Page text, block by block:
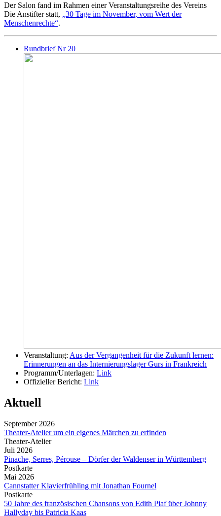
Der Salon fand im Rahmen einer Veranstaltungsreihe des Vereins
Die Anstifter statt, „30 Tage im November, vom Wert der
Menschenrechte“.
Rundbrief Nr 20
Veranstaltung: Aus der Vergangenheit für die Zukunft lernen:
Erinnerungen an das Internierungslager Gurs in Frankreich
Programm/Unterlagen: Link
Offizieller Bericht: Link
Aktuell
September 2026
Theater-Atelier um ein eigenes Märchen zu erfinden
Theater-Atelier
Juli 2026
Pinache, Serres, Pérouse – Dörfer der Waldenser in Württemberg
Postkarte
Mai 2026
Cannstatter Klavierfrühling mit Jonathan Fournel
Postkarte
50 Jahre des französischen Chansons von Edith Piaf über Johnny
Hallyday bis Patricia Kaas